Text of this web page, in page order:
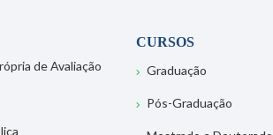
de Avaliação
CURSOS
Graduação
Pós-Graduação